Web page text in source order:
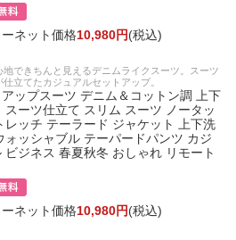
ネット価格10,980円(税込)
地できちんと見えるデニムライクスーツ。スーツ
仕立てたカジュアルセットアップ。
ップスーツ デニム＆コットン調 上下
スーツ仕立て スリム スーツ ノータッ
レッチ テーラード ジャケット 上下洗
ォッシャブル テーパードパンツ カジ
ビジネス 春夏秋冬 おしゃれ リモート
ネット価格10,980円(税込)